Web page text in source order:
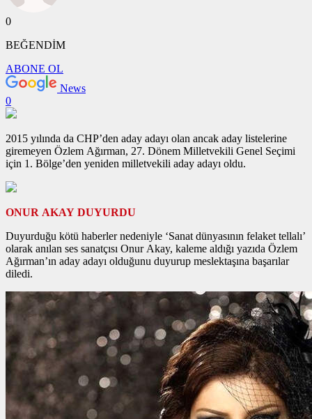
0
BEĞENDİM
ABONE OL
News
0
2015 yılında da CHP’den aday adayı olan ancak aday listelerine
giremeyen Özlem Ağırman, 27. Dönem Milletvekili Genel Seçimi
için 1. Bölge’den yeniden milletvekili aday adayı oldu.
ONUR AKAY DUYURDU
Duyurduğu kötü haberler nedeniyle ‘Sanat dünyasının felaket tellalı’
olarak anılan ses sanatçısı Onur Akay, kaleme aldığı yazıda Özlem
Ağırman’ın aday adayı olduğunu duyurup meslektaşına başarılar
diledi.